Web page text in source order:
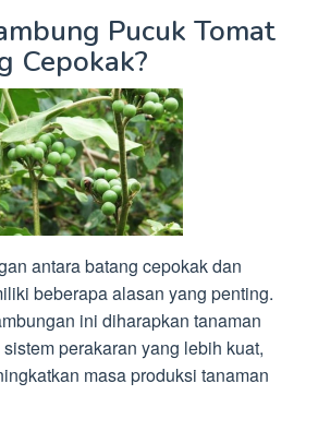
Pucuk Tomat
Cepokak?
antara batang cepokak dan
beberapa alasan yang penting.
ini diharapkan tanaman
perakaran yang lebih kuat,
masa produksi tanaman